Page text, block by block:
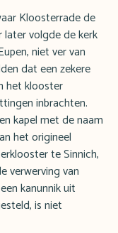
Kloosterrade de
later volgde de kerk
niet ver van
dat een zekere
het klooster
inbrachten.
kapel met de naam
het origineel
te Sinnich,
verwerving van
kanunnik uit
is niet